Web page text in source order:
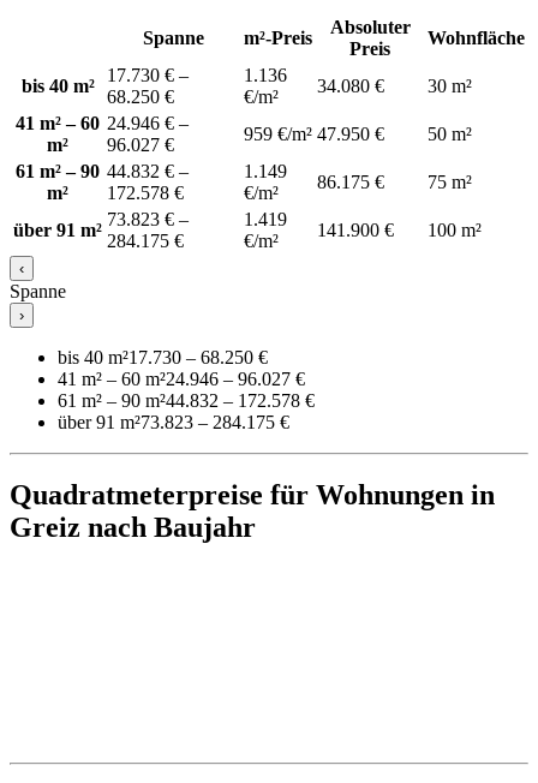
Spanne m²-Preis
Absoluter
Preis
Wohnfläche
bis 40 m²
17.730 € –
68.250 €
1.136
€/m²
34.080 €
30 m²
41 m² – 60
m²
24.946 € –
96.027 €
959 €/m² 47.950 €
50 m²
61 m² – 90
m²
44.832 € –
172.578 €
1.149
€/m²
86.175 € 75 m²
über 91 m²
73.823 € –
284.175 €
1.419
€/m²
141.900 € 100 m²
‹
Spanne
›
bis 40 m²17.730 – 68.250 €
41 m² – 60 m²24.946 – 96.027 €
61 m² – 90 m²44.832 – 172.578 €
über 91 m²73.823 – 284.175 €
Quadratmeterpreise für Wohnungen in
Greiz nach Baujahr